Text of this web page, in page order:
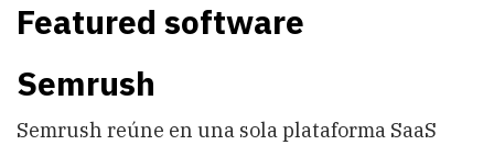
Featured software
Semrush
Semrush reúne en una sola plataforma SaaS